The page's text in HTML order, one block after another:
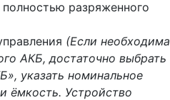
разряженного
(Если необходима
АКБ, достаточно выбрать
указать номинальное
ёмкость. Устройство